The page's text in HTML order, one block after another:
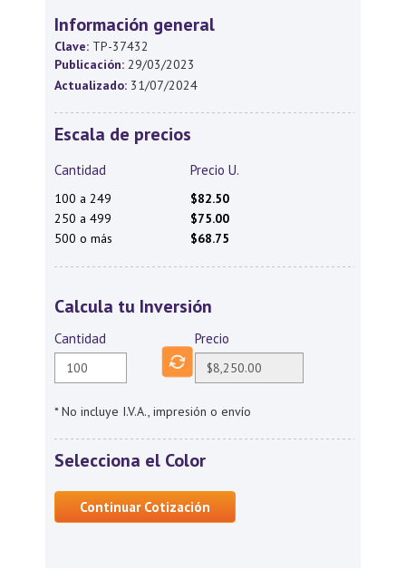
Información general
Clave: TP-37432
Publicación: 29/03/2023
Actualizado: 31/07/2024
Escala de precios
Cantidad Precio U.
100 a 249
$82.50
250 a 499
$75.00
500 o más
$68.75
Calcula tu Inversión
Cantidad Precio
* No incluye I.V.A., impresión o envío
Selecciona el Color
Continuar Cotización